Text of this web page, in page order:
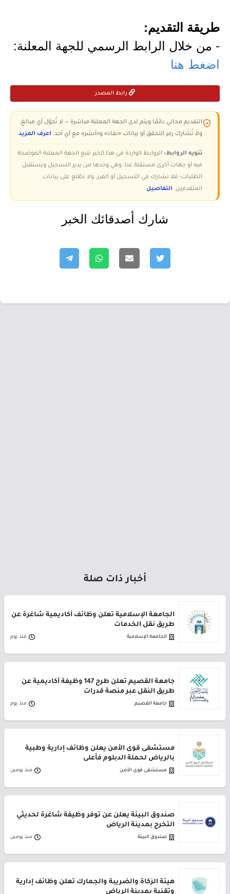
طريقة التقديم:
- من خلال الرابط الرسمي للجهة المعلنة:
اضغط هنا
رابط المصدر
التقديم مجاني دائمًا ويتم لدى الجهة المعلنة مباشرة — لا تُحوّل أي مبالغ،
ولا تُشارك رمز التحقق أو بيانات «نفاذ» و«أبشر» مع أي أحد. اعرف المزيد
تنويه الروابط: الروابط الواردة في هذا الخبر تتبع الجهة المعلنة الموضحة
فيه أو جهات أخرى مستقلة عنا، وهي وحدها من يدير التسجيل ويستقبل
الطلبات؛ فلا نشارك في التسجيل أو الفرز، ولا نطّلع على بيانات
المتقدمين. التفاصيل
شارك أصدقائك الخبر
أخبار ذات صلة
الجامعة الإسلامية تعلن وظائف أكاديمية شاغرة عن
طريق نقل الخدمات
الجامعة الإسلامية منذ يوم
جامعة القصيم تعلن طرح 147 وظيفة أكاديمية عن
طريق النقل عبر منصة قدرات
جامعة القصيم منذ يوم
مستشفى قوى الأمن يعلن وظائف إدارية وطبية
بالرياض لحملة الدبلوم فأعلى
مستشفى قوى الأمن منذ يومين
صندوق البيئة يعلن عن توفر وظيفة شاغرة لحديثي
التخرج بمدينة الرياض
صندوق البيئة منذ يومين
هيئة الزكاة والضريبة والجمارك تعلن وظائف إدارية
وتقنية بمدينة الرياض